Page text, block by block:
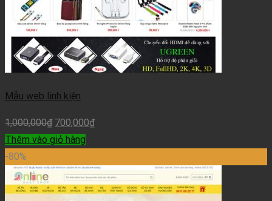
Mẫu web linh kiện
1,000,000₫ 700,000₫
Thêm vào giỏ hàng
-80%